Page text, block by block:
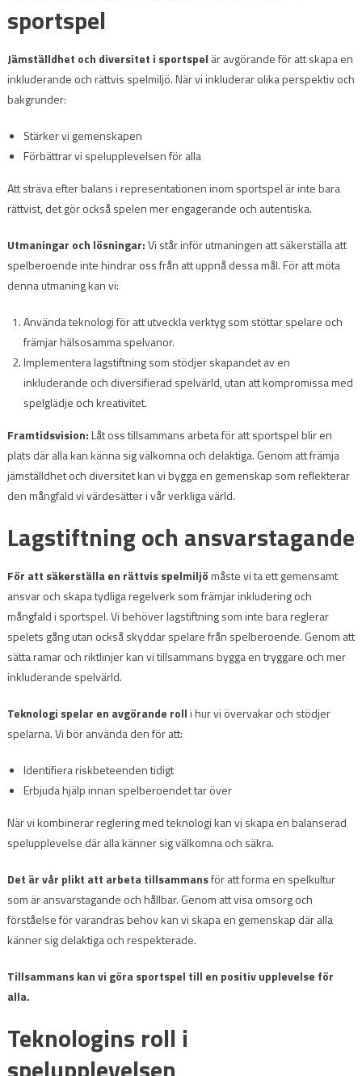
sportspel
Jämställdhet och diversitet i sportspel är avgörande för att skapa en
inkluderande och rättvis spelmiljö. När vi inkluderar olika perspektiv och
bakgrunder:
Stärker vi gemenskapen
Förbättrar vi spelupplevelsen för alla
Att sträva efter balans i representationen inom sportspel är inte bara
rättvist, det gör också spelen mer engagerande och autentiska.
Utmaningar och lösningar:Vi står inför utmaningen att säkerställa att
spelberoende inte hindrar oss från att uppnå dessa mål. För att möta
denna utmaning kan vi:
Använda teknologi för att utveckla verktyg som stöttar spelare och
främjar hälsosamma spelvanor.
Implementera lagstiftning som stödjer skapandet av en
inkluderande och diversifierad spelvärld, utan att kompromissa med
spelglädje och kreativitet.
Framtidsvision:Låt oss tillsammans arbeta för att sportspel blir en
plats där alla kan känna sig välkomna och delaktiga. Genom att främja
jämställdhet och diversitet kan vi bygga en gemenskap som reflekterar
den mångfald vi värdesätter i vår verkliga värld.
Lagstiftning och ansvarstagande
För att säkerställa en rättvis spelmiljömåste vi ta ett gemensamt
ansvar och skapa tydliga regelverk som främjar inkludering och
mångfald i sportspel. Vi behöver lagstiftning som inte bara reglerar
spelets gång utan också skyddar spelare från spelberoende. Genom att
sätta ramar och riktlinjer kan vi tillsammans bygga en tryggare och mer
inkluderande spelvärld.
Teknologi spelar en avgörande rolli hur vi övervakar och stödjer
spelarna. Vi bör använda den för att:
Identifiera riskbeteenden tidigt
Erbjuda hjälp innan spelberoendet tar över
När vi kombinerar reglering med teknologi kan vi skapa en balanserad
spelupplevelse där alla känner sig välkomna och säkra.
Det är vår plikt att arbeta tillsammansför att forma en spelkultur
som är ansvarstagande och hållbar. Genom att visa omsorg och
förståelse för varandras behov kan vi skapa en gemenskap där alla
känner sig delaktiga och respekterade.
Tillsammans kan vi göra sportspel till en positiv upplevelse för
alla.
Teknologins roll i